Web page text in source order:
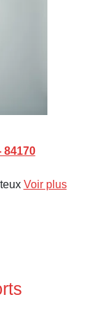
84170
Voir plus